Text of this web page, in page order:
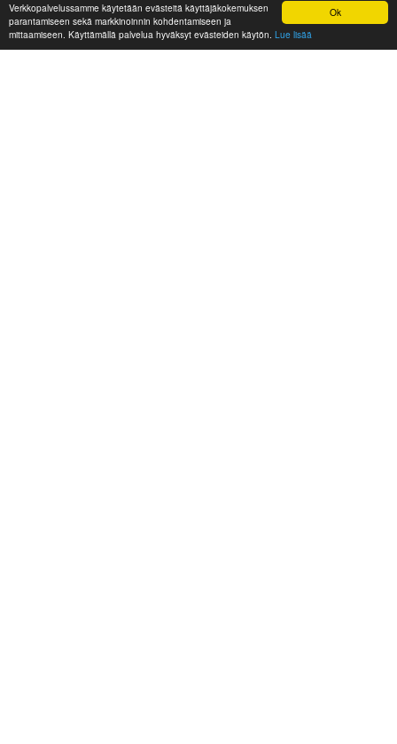
Ok
Verkkopalvelussamme käytetään evästeitä käyttäjäkokemuksen
parantamiseen sekä markkinoinnin kohdentamiseen ja
mittaamiseen. Käyttämällä palvelua hyväksyt evästeiden käytön. Lue lisää